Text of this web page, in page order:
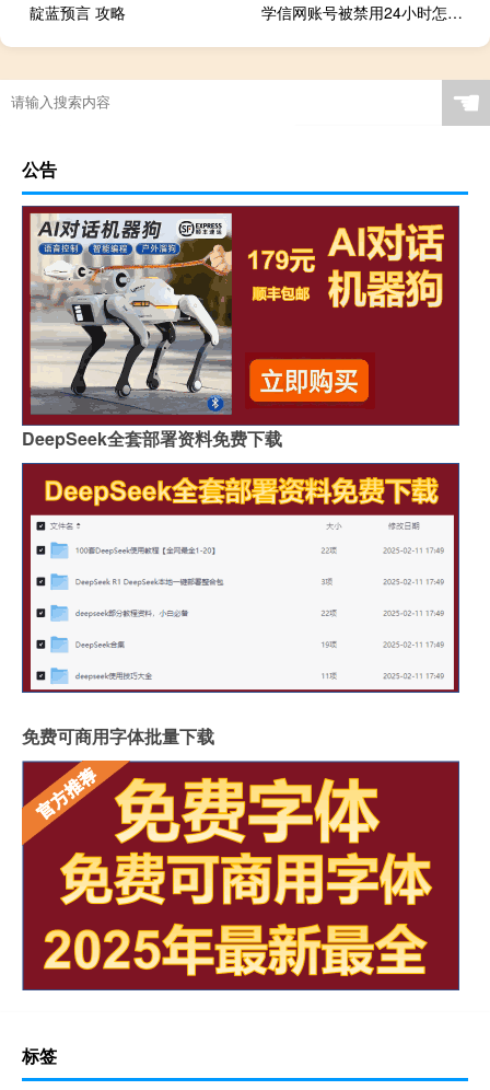
靛蓝预言 攻略
学信网账号被禁用24小时怎么办（学信网登录频繁几小时可以解封）
☚
公告
DeepSeek全套部署资料免费下载
免费可商用字体批量下载
标签